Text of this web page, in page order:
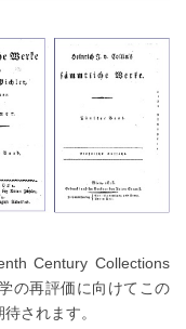
Century Collections
の再評価に向けてこの
されます。